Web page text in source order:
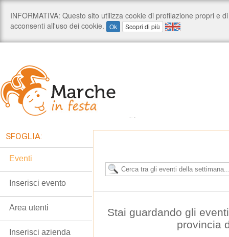
Stai guardando gli
provincia
SFOGLIA:
Eventi
Inserisci evento
Area utenti
Inserisci azienda